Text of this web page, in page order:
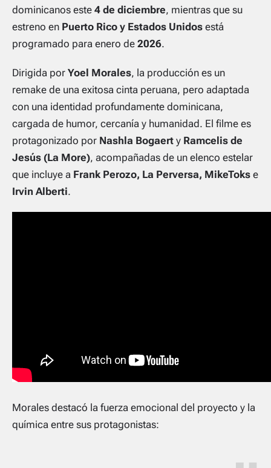
dominicanos este 4 de diciembre, mientras que su
estreno en Puerto Rico y Estados Unidos está
programado para enero de 2026.
Dirigida por Yoel Morales, la producción es un
remake de una exitosa cinta peruana, pero adaptada
con una identidad profundamente dominicana,
cargada de humor, cercanía y humanidad. El filme es
protagonizado por Nashla Bogaert y Ramcelis de
Jesús (La More), acompañadas de un elenco estelar
que incluye a Frank Perozo, La Perversa, MikeToks e
Irvin Alberti.
Morales destacó la fuerza emocional del proyecto y la
química entre sus protagonistas: